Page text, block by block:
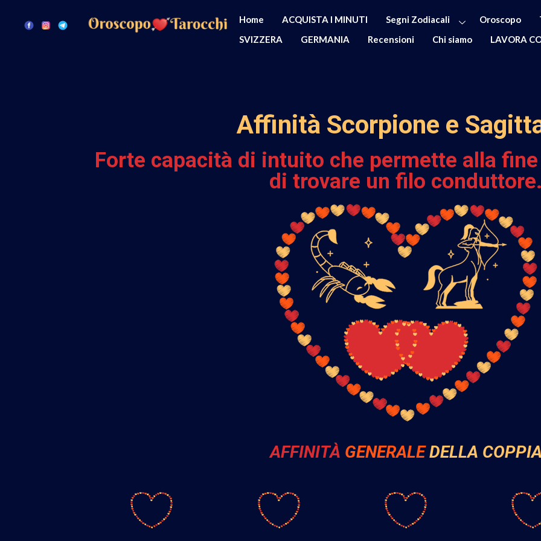
Home ACQUISTA I MINUTI Segni Zodiacali Oroscopo
SVIZZERA
GERMANIA Recensioni Chi siamo LAVORA
Affinità Scorpione e
Forte capacità di intuito che permette alla
di trovare un filo
AFFINITÀ GENERALE DELLA